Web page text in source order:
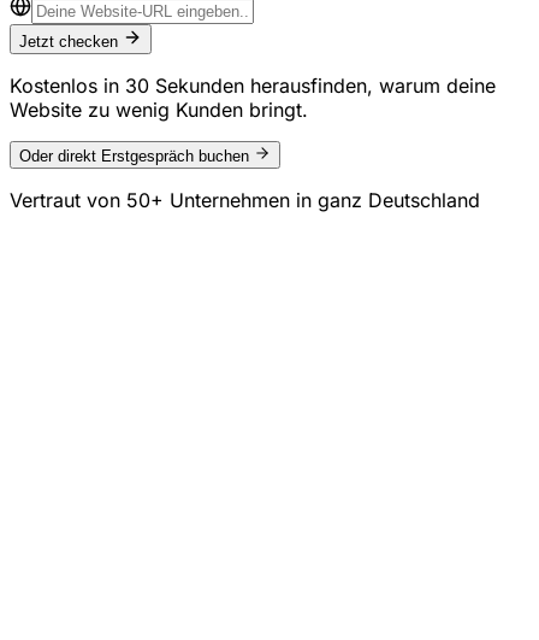
Jetzt checken
Kostenlos in 30 Sekunden herausfinden, warum deine
Website zu wenig Kunden bringt.
Oder direkt Erstgespräch buchen
Vertraut von 50+ Unternehmen in ganz Deutschland